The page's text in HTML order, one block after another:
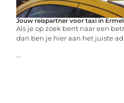
Jouw reispartner voor taxi in
Als je op zoek bent naar een
dan ben je hier aan het juiste
...